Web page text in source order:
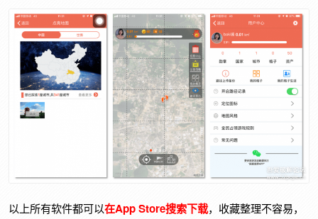
以上所有软件都可以在App Store搜索下载，收藏整理不容易，